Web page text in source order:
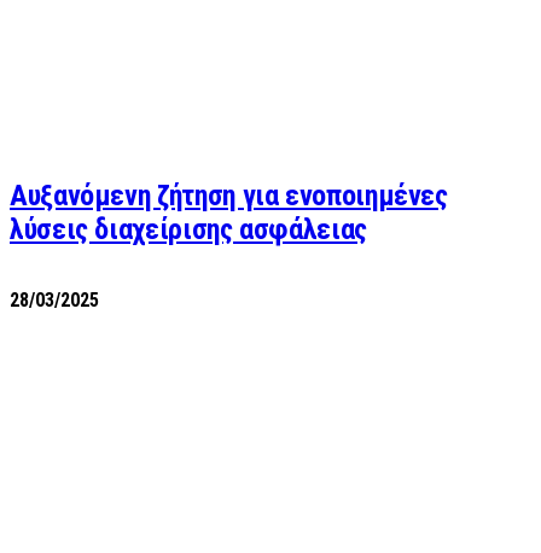
Αυξανόμενη ζήτηση για ενοποιημένες
λύσεις διαχείρισης ασφάλειας
28/03/2025